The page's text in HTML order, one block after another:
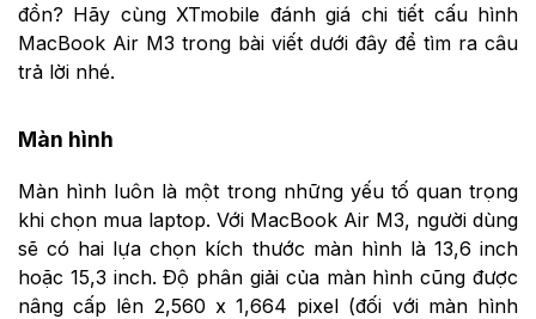
đồn? Hãy cùng XTmobile đánh giá chi tiết cấu hình
MacBook Air M3 trong bài viết dưới đây để tìm ra câu
trả lời nhé.
Màn hình
Màn hình luôn là một trong những yếu tố quan trọng
khi chọn mua laptop. Với MacBook Air M3, người dùng
sẽ có hai lựa chọn kích thước màn hình là 13,6 inch
hoặc 15,3 inch. Độ phân giải của màn hình cũng được
nâng cấp lên 2,560 x 1,664 pixel (đối với màn hình